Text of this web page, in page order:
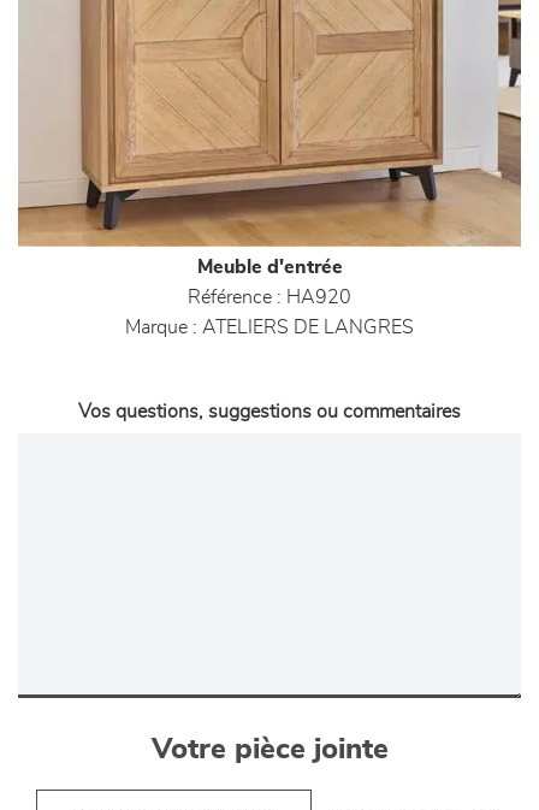
Meuble d'entrée
Référence : HA920
Marque : ATELIERS DE LANGRES
Vos questions, suggestions ou commentaires
Votre pièce jointe